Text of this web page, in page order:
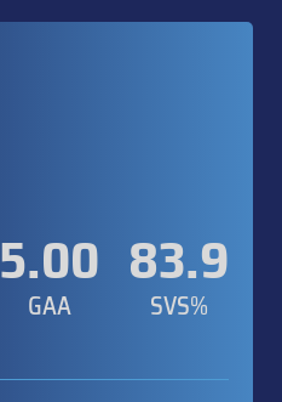
5.00
GAA
83.9
SVS%